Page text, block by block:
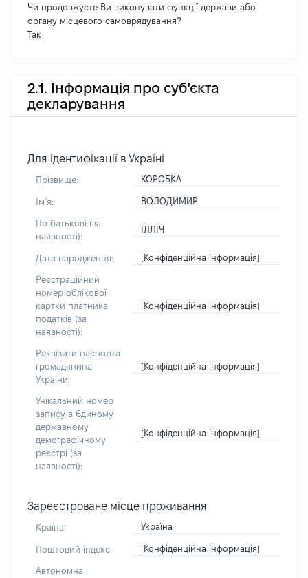
Чи продовжуєте Ви виконувати функції держави або
органу місцевого самоврядування?
Так
2.1. Інформація про суб'єкта
декларування
Для ідентифікації в Україні
Прізвище: КОРОБКА
Імʼя: ВОЛОДИМИР
По батькові (за
наявності):
ІЛЛІЧ
Дата народження: [Конфіденційна інформація]
Реєстраційний
номер облікової
картки платника
податків (за
наявності):
[Конфіденційна інформація]
Реквізити паспорта
громадянина
України:
[Конфіденційна інформація]
Унікальний номер
запису в Єдиному
державному
демографічному
реєстрі (за
наявності):
[Конфіденційна інформація]
Зареєстроване місце проживання
Країна: Україна
Поштовий індекс: [Конфіденційна інформація]
Автономна